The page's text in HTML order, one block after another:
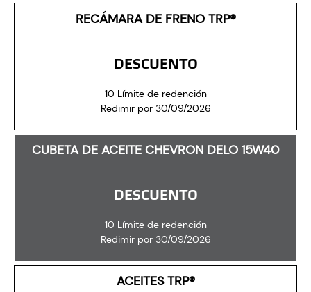
RECÁMARA DE FRENO TRP®
10 Límite de redención
Redimir por 30/09/2026
DESCUENTO
CUBETA DE ACEITE CHEVRON DELO 15W40
10 Límite de redención
Redimir por 30/09/2026
DESCUENTO
ACEITES TRP®